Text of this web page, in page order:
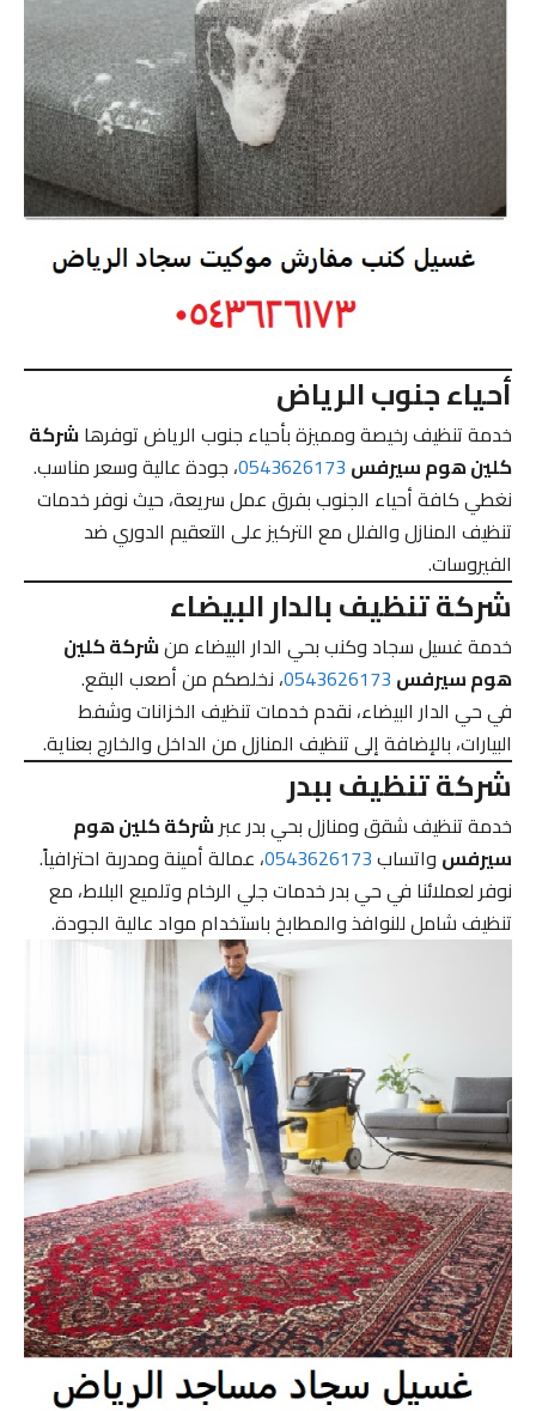
أحياء جنوب الرياض
خدمة تنظيف رخيصة ومميزة بأحياء جنوب الرياض توفرهاشركة
كلين هوم سيرفس0543626173، جودة عالية وسعر مناسب.
نغطي كافة أحياء الجنوب بفرق عمل سريعة، حيث نوفر خدمات
تنظيف المنازل والفلل مع التركيز على التعقيم الدوري ضد
الفيروسات.
شركة تنظيف بالدار البيضاء
خدمة غسيل سجاد وكنب بحي الدار البيضاء منشركة كلين
هوم سيرفس0543626173، نخلصكم من أصعب البقع.
في حي الدار البيضاء، نقدم خدمات تنظيف الخزانات وشفط
البيارات، بالإضافة إلى تنظيف المنازل من الداخل والخارج بعناية.
شركة تنظيف ببدر
خدمة تنظيف شقق ومنازل بحي بدر عبرشركة كلين هوم
سيرفسواتساب0543626173، عمالة أمينة ومدربة احترافياً.
نوفر لعملائنا في حي بدر خدمات جلي الرخام وتلميع البلاط، مع
تنظيف شامل للنوافذ والمطابخ باستخدام مواد عالية الجودة.